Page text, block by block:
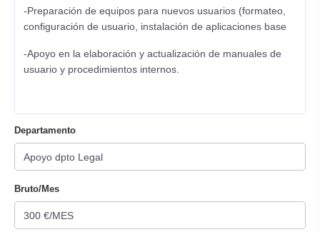
-Preparación de equipos para nuevos usuarios (formateo,
configuración de usuario, instalación de aplicaciones base
-Apoyo en la elaboración y actualización de manuales de
usuario y procedimientos internos.
Departamento
Bruto/Mes